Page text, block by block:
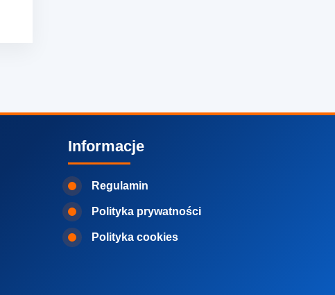
Informacje
Regulamin
Polityka prywatności
Polityka cookies